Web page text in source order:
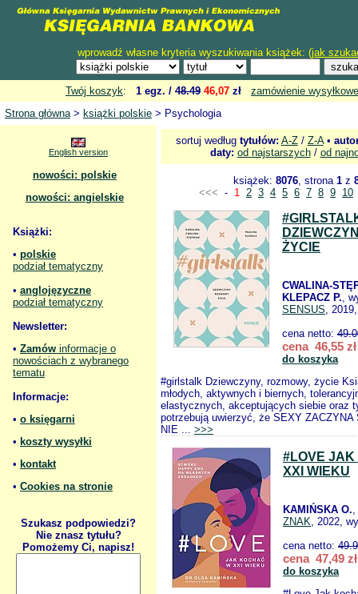
wprowadź własne kryteria wyszukiwania książek: (jak
Twój koszyk: 1 egz. / 48.49 46,07 zł
zamówienie
Strona główna> książki polskie > Psychologia
English version
nowości: polskie
nowości: angielskie
Książki:
• polskie
podział tematyczny
• anglojęzyczne
podział tematyczny
Newsletter:
• Zamów informacje o
nowościach z wybranego
tematu
Informacje:
• o księgarni
• koszty wysyłki
• kontakt
• Cookies na stronie
Szukasz podpowiedzi?
Nie znasz tytułu?
Pomożemy Ci, napisz!
sortuj według tytułów: A-Z/ Z-A•
daty: od najstarszych/ od
książek: 8076, strona 1 z
<<< - 1 2 3 4 5 6 7 8 9 10
ŻYCIE
CWALINA-
KLEPACZ P.,
SENSUS,
cena netto:
cena 46,55 zł
do koszyka
#girlstalk Dziewczyny, rozmowy, życie
młodych, aktywnych i biernych,
elastycznych, akceptujących siebie oraz
potrzebują uwierzyć, że SEXY ZACZYNA
NIE ... >>>
#LOVE JAK
XXI WIEKU
KAMIŃSKA O.,
ZNAK, 2022,
cena netto:
cena 47,49 zł
do koszyka